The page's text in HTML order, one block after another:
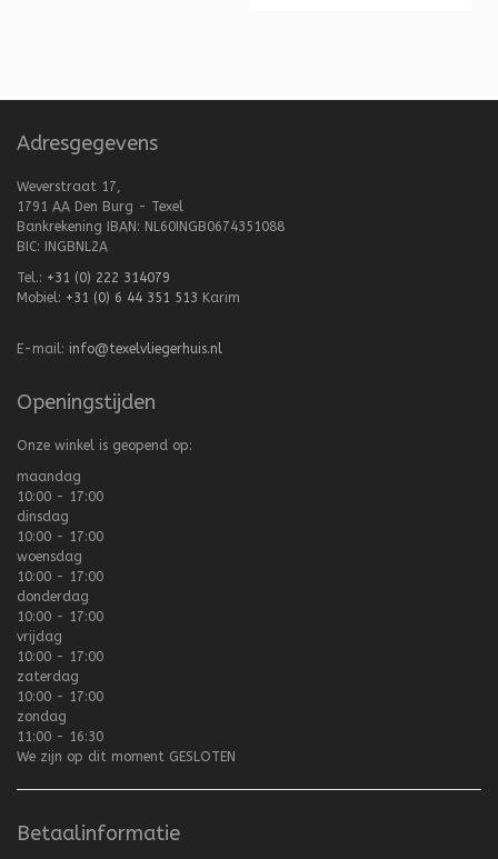
Adresgegevens
Weverstraat 17,
1791 AA Den Burg - Texel
Bankrekening IBAN: NL60INGB0674351088
BIC: INGBNL2A
Tel.: +31 (0) 222 314079
Mobiel: +31 (0) 6 44 351 513 Karim
E-mail: info@texelvliegerhuis.nl
Openingstijden
Onze winkel is geopend op:
maandag
10:00 - 17:00
dinsdag
10:00 - 17:00
woensdag
10:00 - 17:00
donderdag
10:00 - 17:00
vrijdag
10:00 - 17:00
zaterdag
10:00 - 17:00
zondag
11:00 - 16:30
We zijn op dit moment GESLOTEN
Betaalinformatie